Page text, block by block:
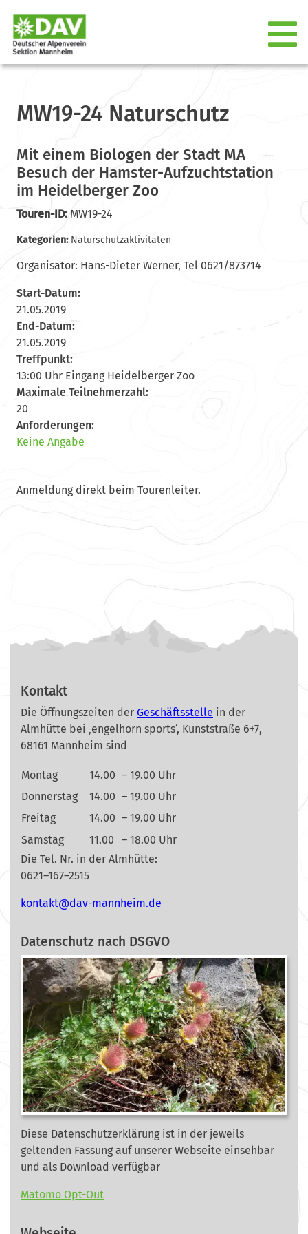
MW19-24 Naturschutz
Mit einem Biologen der Stadt MA
Besuch der Hamster-Aufzuchtstation
im Heidelberger Zoo
Touren-ID:MW19-24
Kategorien: Naturschutzaktivitäten
Organisator: Hans-Dieter Werner, Tel 0621/873714
Start-Datum:
21.05.2019
End-Datum:
21.05.2019
Treffpunkt:
13:00 Uhr Eingang Heidelberger Zoo
Maximale Teilnehmerzahl:
20
Anforderungen:
Keine Angabe
Anmeldung direkt beim Tourenleiter.
Kontakt
Die Öffnungszeiten der Geschäftsstelle in der
Almhütte bei ‚engelhorn sports‘, Kunststraße 6+7,
68161 Mannheim sind
Montag 14.00 – 19.00 Uhr
Donnerstag
14.00 – 19.00 Uhr
Freitag
14.00 – 19.00 Uhr
Samstag
11.00
– 18.00 Uhr
Die Tel. Nr. in der Almhütte:
0621–167–2515
ed.mi
ehnna
m-vad
@tkat
nok
Datenschutz nach DSGVO
Diese Datenschutzerklärung ist in der jeweils
geltenden Fassung auf unserer Webseite einsehbar
und als Download verfügbar
Matomo Opt-Out